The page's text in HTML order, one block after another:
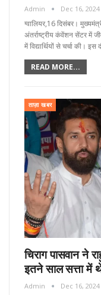
Admin Dec 16, 2024
ग्वालियर,16 दिसंबर।
अंतर्राष्ट्रीय कंवेंशन सेंटर में
में विद्यार्थियों से चर्चा की। इस
READ MORE...
ताज़ा खबर
चिराग पासवान ने
इतने साल सत्ता में
Admin Dec 16, 2024